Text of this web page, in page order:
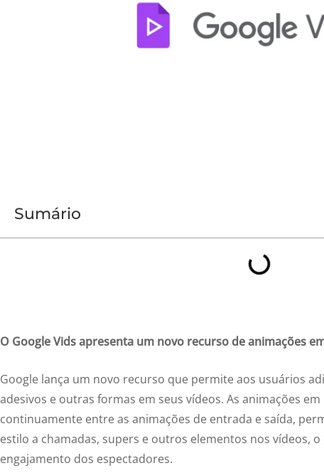
Sumário
O Google Vids apresenta um novo recurso de animações
Google lança um novo recurso que permite aos usuários
adesivos e outras formas em seus vídeos. As animações
continuamente entre as animações de entrada e saída,
estilo a chamadas, supers e outros elementos nos vídeos,
engajamento dos espectadores.